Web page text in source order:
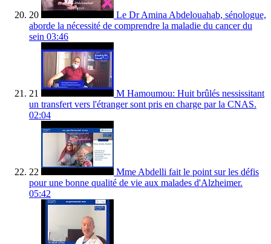
20
Le Dr Amina Abdelouahab, sénologue,
aborde la nécessité de comprendre la maladie du cancer du
sein 03:46
21
M Hamoumou: Huit brûlés nessissitant
un transfert vers l'étranger sont pris en charge par la CNAS.
02:04
22
Mme Abdelli fait le point sur les défis
pour une bonne qualité de vie aux malades d'Alzheimer.
05:42